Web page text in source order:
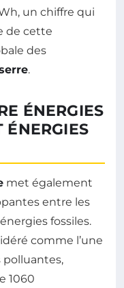
un chiffre qui
de cette
des
.
ÉNERGIES
ÉNERGIES
met également
entre les
fossiles.
comme l’une
polluantes,
1060